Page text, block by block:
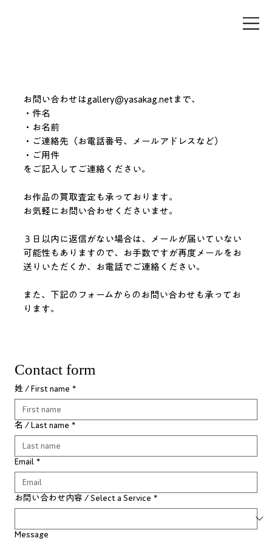
お問い合わせはgallery@yasakag.netまで、
・件名
・お名前
・ご連絡先（お電話番号、メールアドレスなど）
・ご用件
をご記入してご連絡ください。
お作品の買取査定も承っております。
お気軽にお問い合わせくださいませ。
３日以内に返信がない場合は、メールが届いていない
可能性もありますので、お手数ですが再度メールをお
送りいただくか、お電話でご連絡ください。
​また、下記のフォームからのお問い合わせも承ってお
ります。
Contact form
姓 / First name *
名 / Last name *
Email *
お問い合わせ内容 / Select a Service *
Message